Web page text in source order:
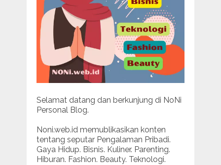
Selamat datang dan berkunjung di NoNi
Personal Blog.
Noni.web.id memublikasikan konten
tentang seputar Pengalaman Pribadi.
Gaya Hidup. Bisnis. Kuliner. Parenting.
Hiburan. Fashion. Beauty. Teknologi.